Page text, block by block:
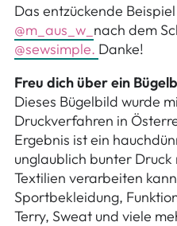
Das entzückende
@m_aus_w_ nach dem
@sewsimple. Danke!
Freu dich über ein
Dieses Bügelbild wurde
Druckverfahren in
Ergebnis ist ein
unglaublich bunter
Textilien verarbeiten
Sportbekleidung,
Terry, Sweat und viele